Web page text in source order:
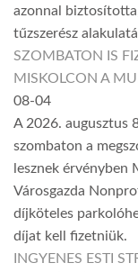
azonnal
tűzszerész
SZOMBATON IS
MISKOLCON A
08-04
A 2026. augusztus
szombaton a
lesznek érvényben
Városgazda
díjköteles
díjat kell fizetniük.
INGYENES ESTI